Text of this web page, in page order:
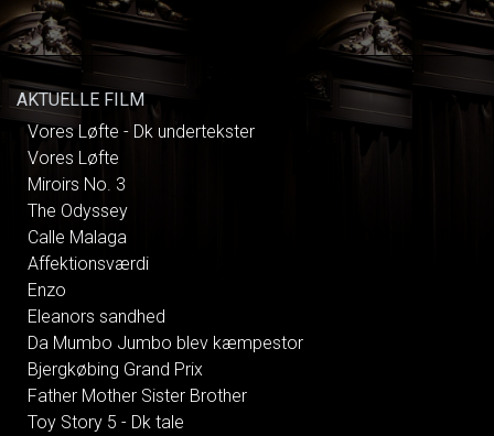
AKTUELLE FILM
Vores Løfte - Dk undertekster
Vores Løfte
Miroirs No. 3
The Odyssey
Calle Malaga
Affektionsværdi
Enzo
Eleanors sandhed
Da Mumbo Jumbo blev kæmpestor
Bjergkøbing Grand Prix
Father Mother Sister Brother
Toy Story 5 - Dk tale